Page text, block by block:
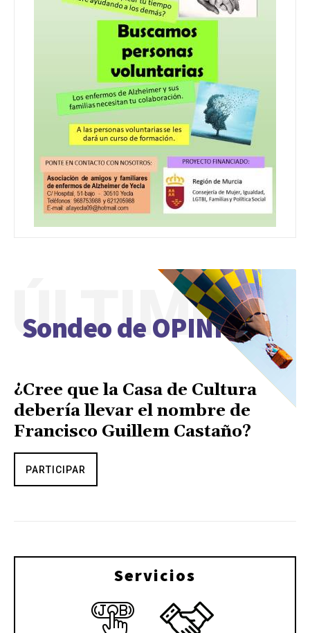
Sondeo de OPINIÓN
ÚLTIMO
¿Cree que la Casa de Cultura
debería llevar el nombre de
Francisco Guillem Castaño?
PARTICIPAR
Servicios